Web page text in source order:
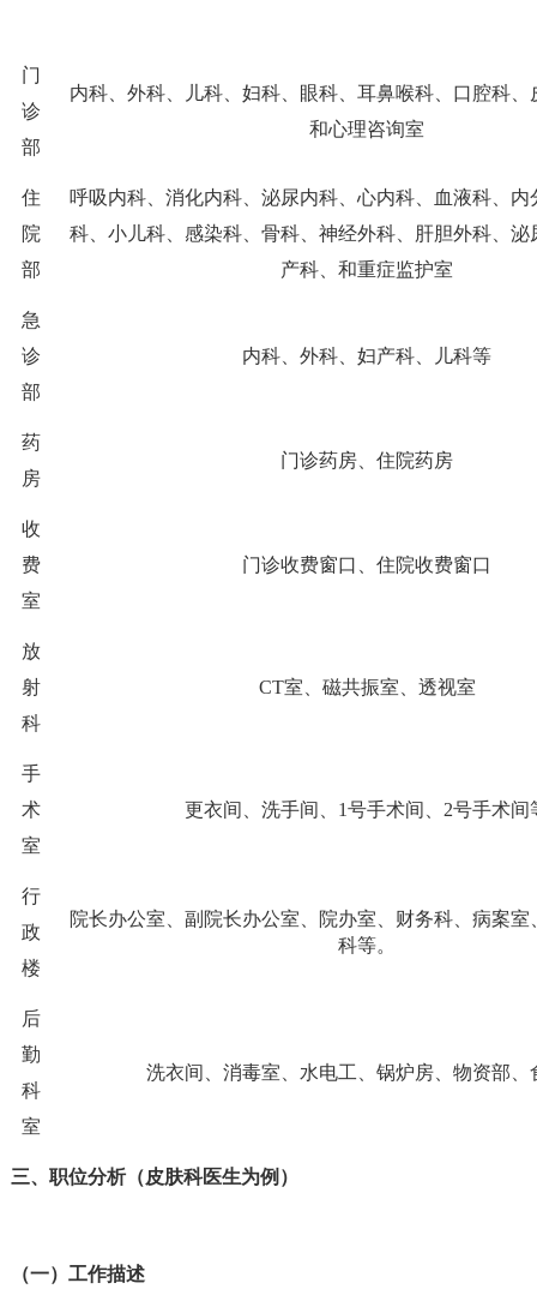
门
诊
部
内科、外科、儿科、妇科、眼科、耳鼻喉科、口腔科、
和心理咨询室
住
院
部
呼吸内科、消化内科、泌尿内科、心内科、血液科、内
科、小儿科、感染科、骨科、神经外科、肝胆外科、泌
产科、和重症监护室
急
诊
部
内科、外科、妇产科、儿科等
药
房
门诊药房、住院药房
收
费
室
门诊收费窗口、住院收费窗口
放
射
科
CT室、磁共振室、透视室
手
术
室
更衣间、洗手间、 1号手术间、 2号手术间
行
政
楼
院长办公室、副院长办公室、院办室、财务科、病案室
科等。
后
勤
科
室
洗衣间、消毒室、水电工、锅炉房、物资部、
三、职位分析（皮肤科医生为例）
（一）工作描述